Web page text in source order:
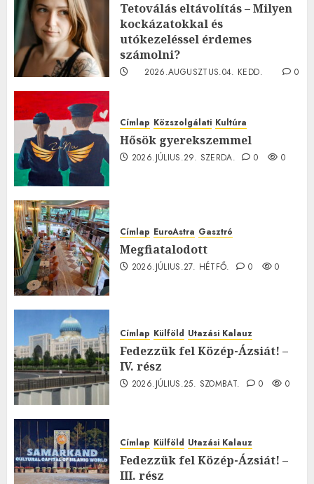
Tetoválás eltávolítás – Milyen
kockázatokkal és
utókezeléssel érdemes
számolni?
2026.AUGUSZTUS.04. KEDD.
0
Címlap Közszolgálati Kultúra
Hősök gyerekszemmel
2026.JÚLIUS.29. SZERDA. 0 0
Címlap EuroAstra Gasztró
Megfiatalodott
2026.JÚLIUS.27. HÉTFŐ. 0 0
Címlap Külföld Utazási Kalauz
Fedezzük fel Közép-Ázsiát! –
IV. rész
2026.JÚLIUS.25. SZOMBAT. 0 0
Címlap Külföld Utazási Kalauz
Fedezzük fel Közép-Ázsiát! –
III. rész